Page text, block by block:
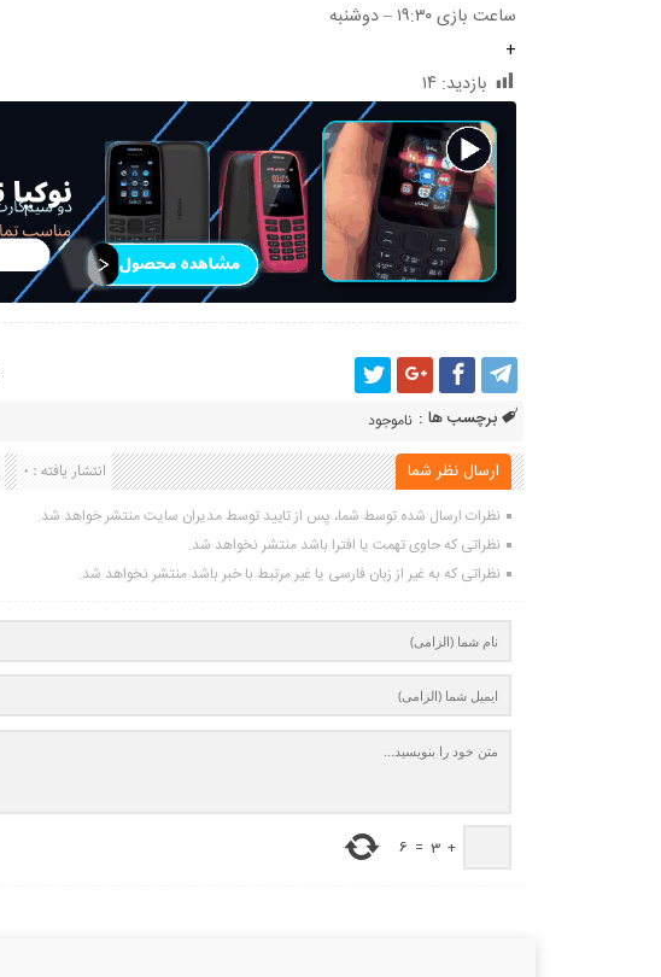
ساعت بازی ۱۹:۳۰ – دوشنبه
+
بازدید: ۱۴
برچسب ها : ناموجود
ارسال نظر شما انتشار یافته : 0
نظرات ارسال شده توسط شما، پس از تایید توسط مدیران سایت منتشر خواهد شد.
نظراتی که حاوی تهمت یا افترا باشد منتشر نخواهد شد.
نظراتی که به غیر از زبان فارسی یا غیر مرتبط با خبر باشد منتشر نخواهد شد.
+
3
=
6